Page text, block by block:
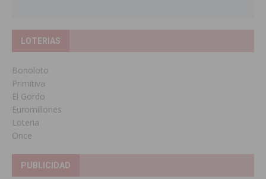
LOTERIAS
Bonoloto
Primitiva
El Gordo
Euromillones
Loteria
Once
PUBLICIDAD